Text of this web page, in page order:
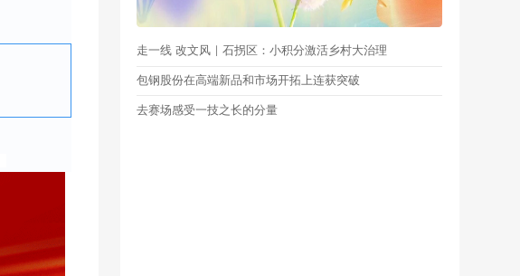
走一线 改文风｜石拐区：小积分激活乡村大治理
包钢股份在高端新品和市场开拓上连获突破
去赛场感受一技之长的分量